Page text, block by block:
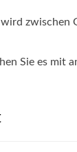
wird zwischen
Sie es mit